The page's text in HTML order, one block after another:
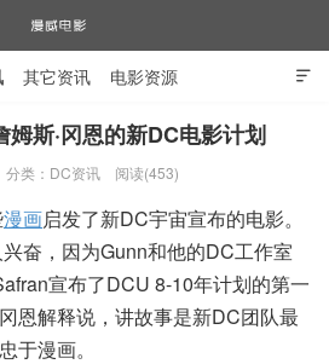

其它资讯 电影资源
斯·冈恩的新DC电影计划
分类： DC资讯 阅读(453)
漫画启发了新DC宇宙宣布的电影。
奋，因为Gunn和他的DC工作室
宣布了DCU 8-10年计划的第一
恩解释说，讲故事是新DC团队最
于漫画。